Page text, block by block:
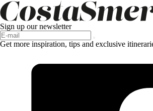
Sign up our newsletter
Get more inspiration, tips and exclusive